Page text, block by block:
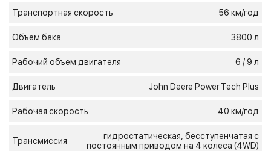
Транспортная скорость 56 км/год
Объем бака 3800 л
Рабочий объем двигателя 6 / 9 л
Двигатель John Deere Power Tech Plus
Рабочая скорость 40 км/год
Трансмиссия
гидростатическая, бесступенчатая с
постоянным приводом на 4 колеса (4WD)